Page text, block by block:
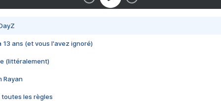
13 ans (et vous l'avez ignoré)
(littéralement)
Rayan
toutes les règles